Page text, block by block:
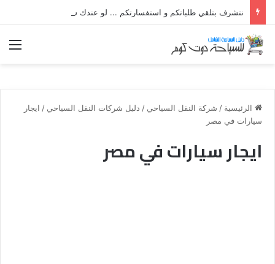
الرئيسية / شركة النقل السياحي / دليل شركات النقل السياحي / ايجار
سيارات في مصر
ايجار سيارات في مصر